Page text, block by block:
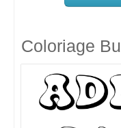
Coloriage